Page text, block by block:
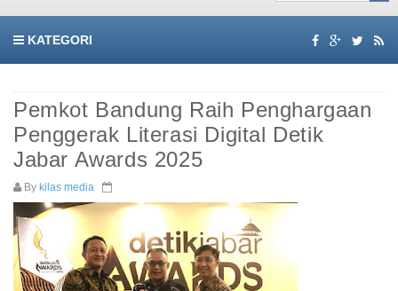
KATEGORI
Pemkot Bandung Raih Penghargaan
Penggerak Literasi Digital Detik
Jabar Awards 2025
By kilas media